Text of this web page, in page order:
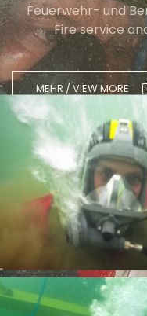
Feuerwehr- und
Fire service
MEHR / VIEW MORE